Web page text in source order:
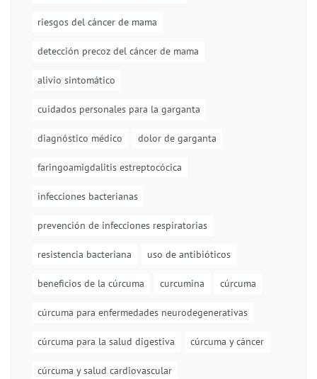
riesgos del cáncer de mama
detección precoz del cáncer de mama
alivio sintomático
cuidados personales para la garganta
diagnóstico médico dolor de garganta
faringoamigdalitis estreptocócica
infecciones bacterianas
prevención de infecciones respiratorias
resistencia bacteriana uso de antibióticos
beneficios de la cúrcuma curcumina cúrcuma
cúrcuma para enfermedades neurodegenerativas
cúrcuma para la salud digestiva cúrcuma y cáncer
cúrcuma y salud cardiovascular